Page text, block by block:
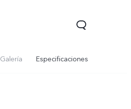
Galería Especificaciones